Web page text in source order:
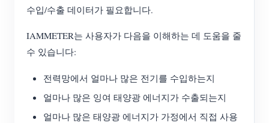
수입/수출 데이터가 필요합니다.
IAMMETER는 사용자가 다음을 이해하는 데 도움을 줄
수 있습니다:
전력망에서 얼마나 많은 전기를 수입하는지
얼마나 많은 잉여 태양광 에너지가 수출되는지
얼마나 많은 태양광 에너지가 가정에서 직접 사용